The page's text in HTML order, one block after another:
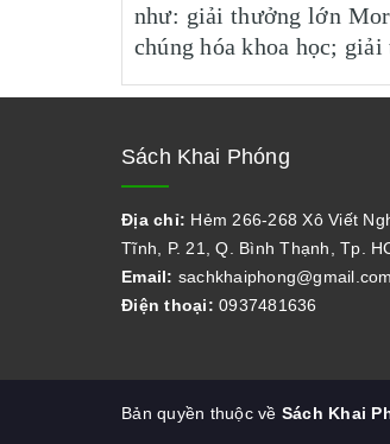
như: giải thưởng lớn
chúng hóa khoa học;
Sách Khai Phóng
Địa chỉ: Hẻm 266-268 Xô Viết
Tĩnh, P. 21, Q. Bình Thạnh, Tp.
Email: sachkhaiphong@gmail.com
Điện thoại: 0937481636
Bản quyền thuộc về Sách Khai